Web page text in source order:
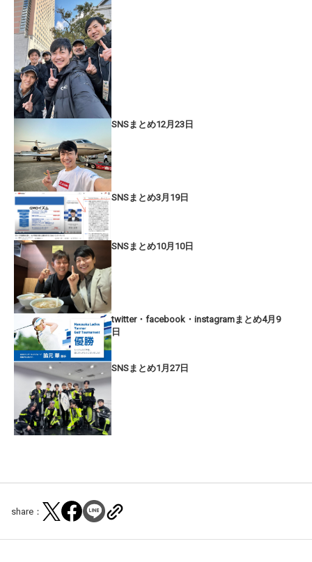
SNSまとめ12月23日
SNSまとめ3月19日
SNSまとめ10月10日
twitter・facebook・instagramまとめ4月9
日
SNSまとめ1月27日
share：